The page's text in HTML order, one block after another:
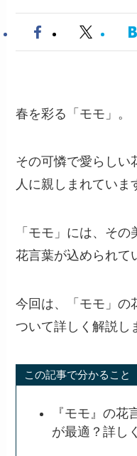
春を彩る「モモ」。
その可憐で愛らしい
人に親しまれていま
「モモ」には、そ
花言葉が込められて
今回は、「モモ」の
ついて詳しく解説し
この記事で分かること
『モモ』の花
が最適？詳し